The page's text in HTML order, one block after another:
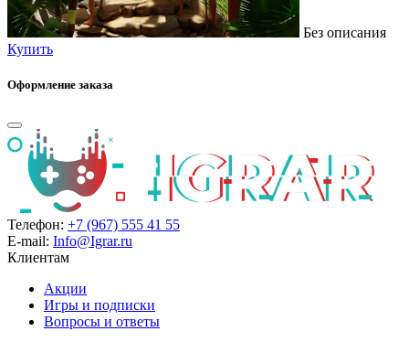
Без описания
Купить
Оформление заказа
Телефон: +7 (967) 555 41 55
E-mail: Info@Igrar.ru
Клиентам
Акции
Игры и подписки
Вопросы и ответы